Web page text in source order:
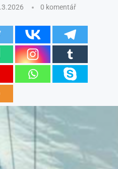
0 komentář